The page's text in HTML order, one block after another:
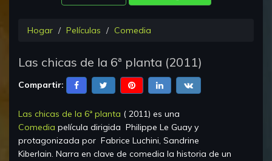
Hogar Películas Comedia
Las chicas de la 6ª planta (2011)
Compartir:
Las chicas de la 6ª planta ( 2011) es una
Comedia película dirigida Philippe Le Guay y
protagonizada por Fabrice Luchini, Sandrine
Kiberlain. Narra en clave de comedia la historia de un